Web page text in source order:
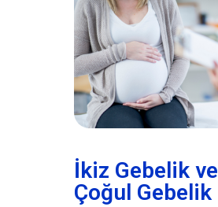
İkiz Gebelik ve
Çoğul Gebelik